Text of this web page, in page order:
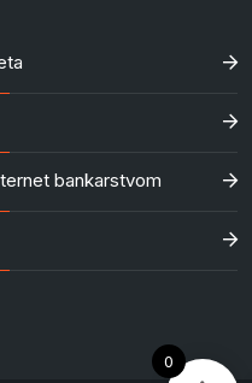
bankarstvom
0